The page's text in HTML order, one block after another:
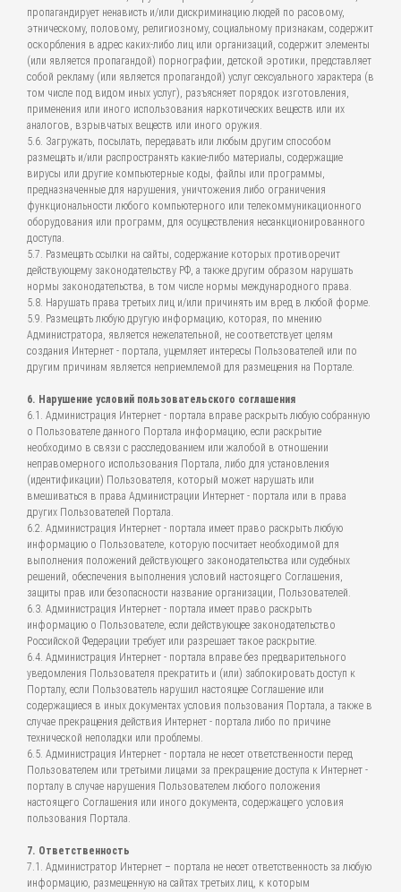
пропагандирует ненависть и/или дискриминацию людей по расовому,
этническому, половому, религиозному, социальному признакам, содержит
оскорбления в адрес каких-либо лиц или организаций, содержит элементы
(или является пропагандой) порнографии, детской эротики, представляет
собой рекламу (или является пропагандой) услуг сексуального характера (в
том числе под видом иных услуг), разъясняет порядок изготовления,
применения или иного использования наркотических веществ или их
аналогов, взрывчатых веществ или иного оружия.
5.6. Загружать, посылать, передавать или любым другим способом
размещать и/или распространять какие-либо материалы, содержащие
вирусы или другие компьютерные коды, файлы или программы,
предназначенные для нарушения, уничтожения либо ограничения
функциональности любого компьютерного или телекоммуникационного
оборудования или программ, для осуществления несанкционированного
доступа.
5.7. Размещать ссылки на сайты, содержание которых противоречит
действующему законодательству РФ, а также другим образом нарушать
нормы законодательства, в том числе нормы международного права.
5.8. Нарушать права третьих лиц и/или причинять им вред в любой форме.
5.9. Размещать любую другую информацию, которая, по мнению
Администратора, является нежелательной, не соответствует целям
создания Интернет - портала, ущемляет интересы Пользователей или по
другим причинам является неприемлемой для размещения на Портале.
6. Нарушение условий пользовательского соглашения
6.1. Администрация Интернет - портала вправе раскрыть любую собранную
о Пользователе данного Портала информацию, если раскрытие
необходимо в связи с расследованием или жалобой в отношении
неправомерного использования Портала, либо для установления
(идентификации) Пользователя, который может нарушать или
вмешиваться в права Администрации Интернет - портала или в права
других Пользователей Портала.
6.2. Администрация Интернет - портала имеет право раскрыть любую
информацию о Пользователе, которую посчитает необходимой для
выполнения положений действующего законодательства или судебных
решений, обеспечения выполнения условий настоящего Соглашения,
защиты прав или безопасности название организации, Пользователей.
6.3. Администрация Интернет - портала имеет право раскрыть
информацию о Пользователе, если действующее законодательство
Российской Федерации требует или разрешает такое раскрытие.
6.4. Администрация Интернет - портала вправе без предварительного
уведомления Пользователя прекратить и (или) заблокировать доступ к
Порталу, если Пользователь нарушил настоящее Соглашение или
содержащиеся в иных документах условия пользования Портала, а также в
случае прекращения действия Интернет - портала либо по причине
технической неполадки или проблемы.
6.5. Администрация Интернет - портала не несет ответственности перед
Пользователем или третьими лицами за прекращение доступа к Интернет -
порталу в случае нарушения Пользователем любого положения
настоящего Соглашения или иного документа, содержащего условия
пользования Портала.
7. Ответственность
7.1. Администратор Интернет – портала не несет ответственность за любую
информацию, размещенную на сайтах третьих лиц, к которым